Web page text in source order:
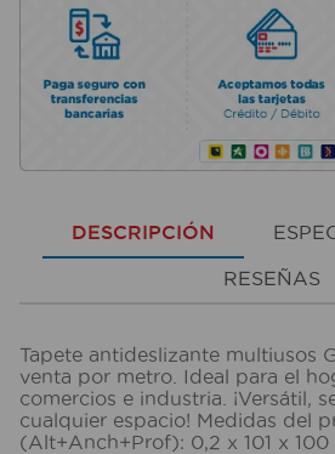
DESCRIPCIÓN
RESEÑAS
Tapete antideslizante multiusos
venta por metro. Ideal para el
comercios e industria. ¡Versátil,
cualquier espacio! Medidas del
(Alt+Anch+Prof): 0,2 x 101 x 100